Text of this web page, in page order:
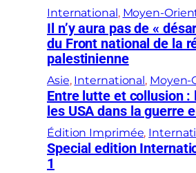
International , Moyen-
Il n’y aura pas de «
du Front national de la
palestinienne
Asie, International , Moyen-
Entre lutte et collusion :
les USA dans la guerre
Édition Imprimée,
Special edition
1